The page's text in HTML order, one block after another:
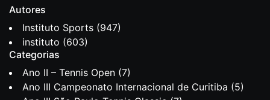
Autores
Instituto Sports (947)
instituto (603)
Categorias
Ano II – Tennis Open (7)
Ano III Campeonato Internacional de Curitiba (5)